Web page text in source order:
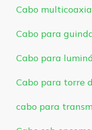
Cabo
Cabo para
Cabo para
Cabo para torre
cabo para